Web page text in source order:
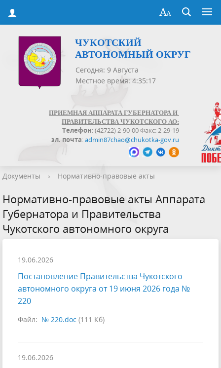
ЧУКОТСКИЙ
АВТОНОМНЫЙ ОКРУГ
Сегодня: 9 Августа
Местное время: 4:35:18
ПРИЕМНАЯ АППАРАТА ГУБЕРНАТОРА И
ПРАВИТЕЛЬСТВА ЧУКОТСКОГО АО:
Телефон: (42722) 2-90-00 Факс: 2-29-19
эл. почта:admin87chao@chukotka-gov.ru
Документы › Нормативно-правовые акты
Нормативно-правовые акты Аппарата
Губернатора и Правительства
Чукотского автономного округа
19.06.2026
Постановление Правительства Чукотского
автономного округа от 19 июня 2026 года №
220
Файл: № 220.doc (111 Кб)
19.06.2026